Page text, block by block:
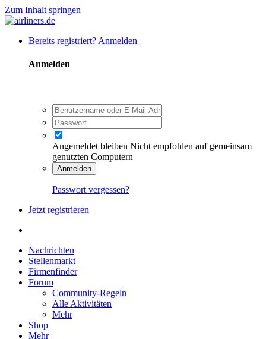
Zum Inhalt springen
Bereits registriert? Anmelden
Anmelden
Angemeldet bleiben Nicht empfohlen auf gemeinsam
genutzten Computern
Anmelden
Passwort vergessen?
Jetzt registrieren
Nachrichten
Stellenmarkt
Firmenfinder
Forum
Community-Regeln
Alle Aktivitäten
Mehr
Shop
Mehr